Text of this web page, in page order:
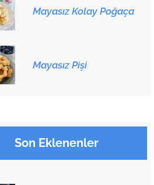
Mayasız Kolay Poğaça
Mayasız Pişi
Son Eklenenler